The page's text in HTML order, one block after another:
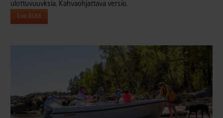
ulottuvuuvksia. Kahvaohjattava versio.
Lue lisää